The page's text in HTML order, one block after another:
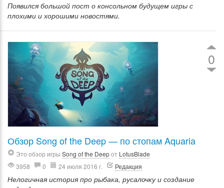
Появился большой пост о консольном будущем игры с
плохими и хорошими новостями.
0
Обзор Song of the Deep — по стопам Aquaria
Это обзор игры Song of the Deepот LotusBlade
3958
0 24 июля 2016 г. Редакция
Нелогичная история про рыбака, русалочку и создание